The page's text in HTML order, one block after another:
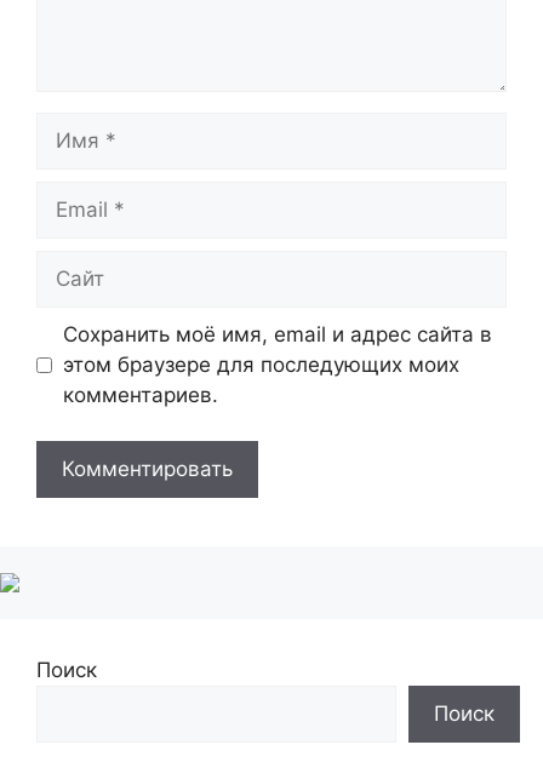
Сохранить моё имя, email и адрес сайта в
этом браузере для последующих моих
комментариев.
Поиск
Поиск